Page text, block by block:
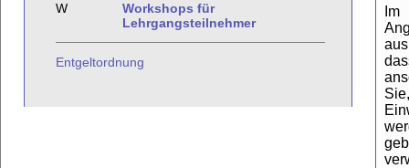
W
Workshops für
Lehrgangsteilnehmer
Entgeltordnung